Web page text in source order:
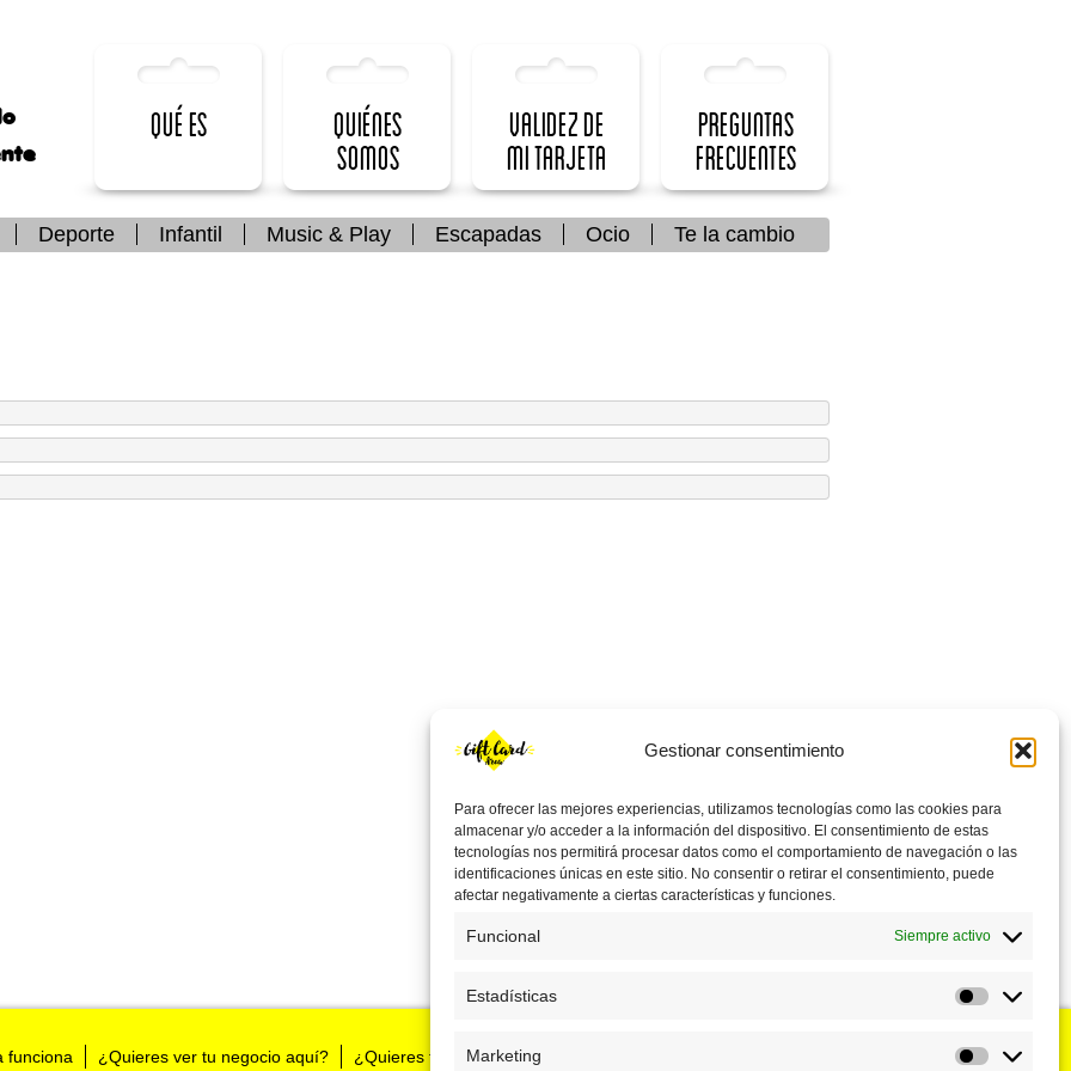
Gestionar consentimiento
Para ofrecer las mejores experiencias, utilizamos tecnologías como las cookies para
almacenar y/o acceder a la información del dispositivo. El consentimiento de estas
tecnologías nos permitirá procesar datos como el comportamiento de navegación o las
identificaciones únicas en este sitio. No consentir o retirar el consentimiento, puede
afectar negativamente a ciertas características y funciones.
Funcional Siempre activo
Estadísticas
Marketing
Marketing
Qué es
Quiénes
somos
Validez de
mi Tarjeta
Preguntas
frecuentes
Deporte Infantil Music & Play Escapadas Ocio Te la cambio
funciona ¿Quieres ver tu negocio aquí? ¿Quieres tenernos en tu negocio?